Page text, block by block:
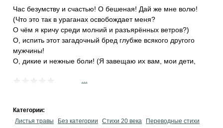
Час безумству и счастью! О бешеная! Дай же мне волю!
(Что это так в ураганах освобождает меня?
О чём я кричу среди молний и разъярённых ветров?)
О, испить этот загадочный бред глубже всякого другого
мужчины!
О, дикие и нежные боли! (Я завещаю их вам, мои дети,
Категории:
Листья травы
Без категории Стихи 20 века
Переводные стихи